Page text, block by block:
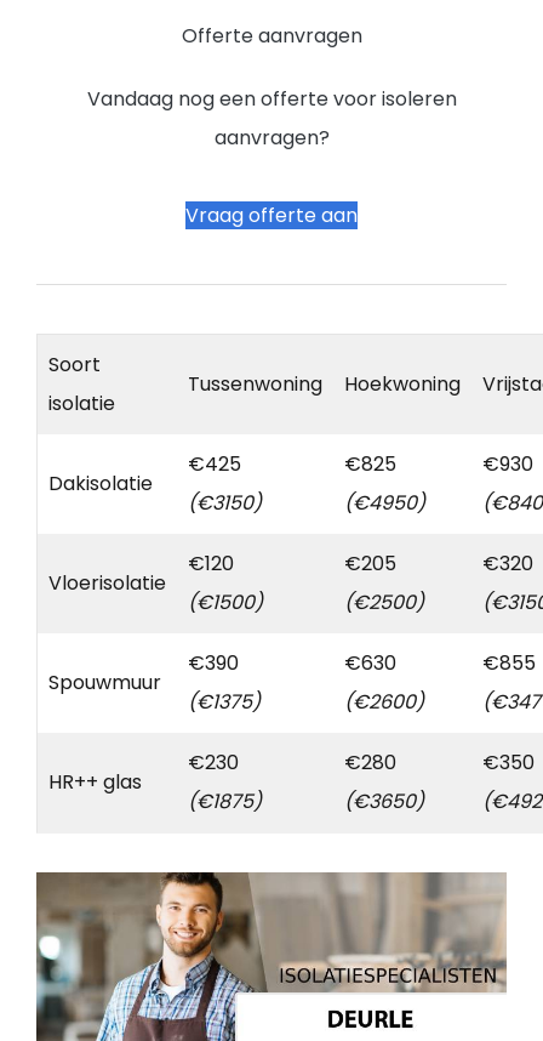
Offerte aanvragen
Vandaag nog een offerte voor isoleren
aanvragen?
Vraag offerte aan
Soort
isolatie
Tussenwoning Hoekwoning
Dakisolatie
€425
(€3150)
€825
(€4950)
€930
Vloerisolatie
€120
(€1500)
€205
(€2500)
€320
Spouwmuur
€390
(€1375)
€630
(€2600)
€855
HR++ glas
€230
(€1875)
€280
(€3650)
€350